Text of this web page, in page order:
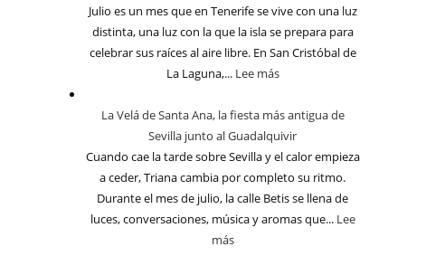
Julio es un mes que en Tenerife se vive con una luz
distinta, una luz con la que la isla se prepara para
celebrar sus raíces al aire libre. En San Cristóbal de
La Laguna,... Lee más
La Velá de Santa Ana, la fiesta más antigua de
Sevilla junto al Guadalquivir
Cuando cae la tarde sobre Sevilla y el calor empieza
a ceder, Triana cambia por completo su ritmo.
Durante el mes de julio, la calle Betis se llena de
luces, conversaciones, música y aromas que... Lee
más